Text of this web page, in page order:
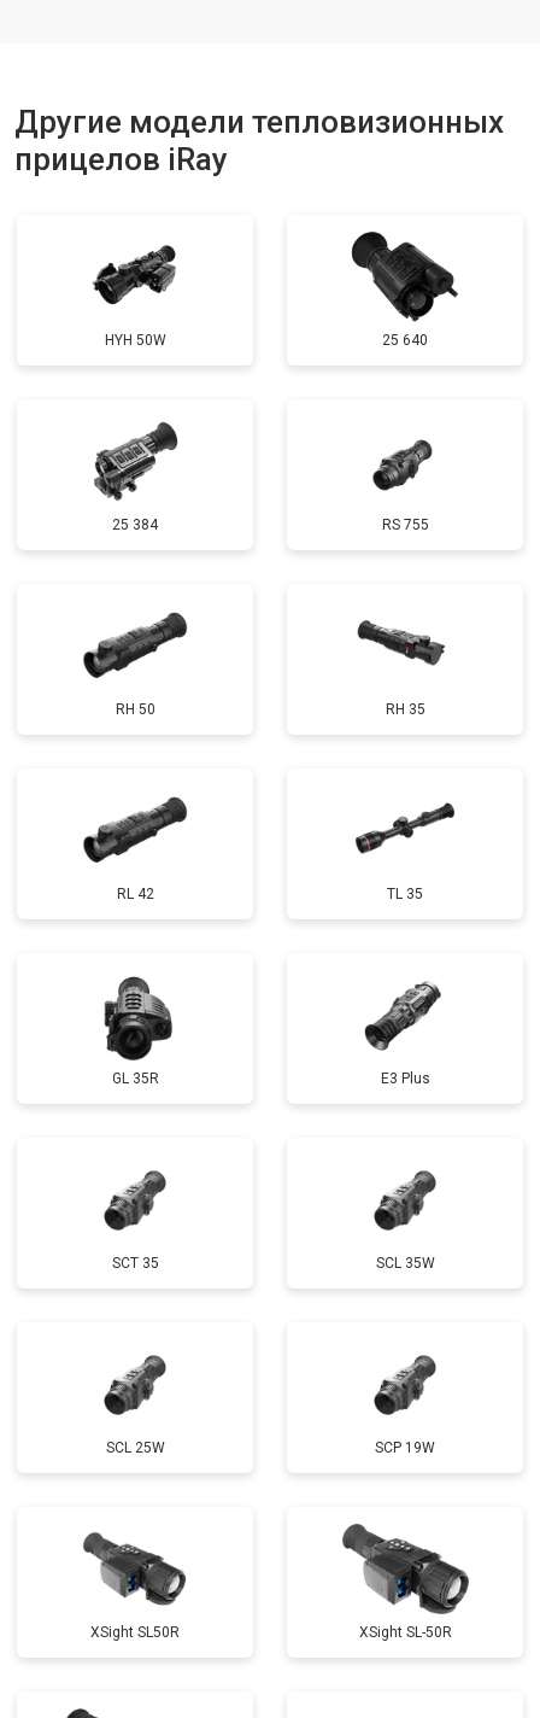
Другие модели тепловизионных
прицелов iRay
HYH 50W 25 640
25 384 RS 755
RH 50 RH 35
RL 42 TL 35
GL 35R E3 Plus
SCT 35 SCL 35W
SCL 25W SCP 19W
ХSight SL50R XSight SL-50R